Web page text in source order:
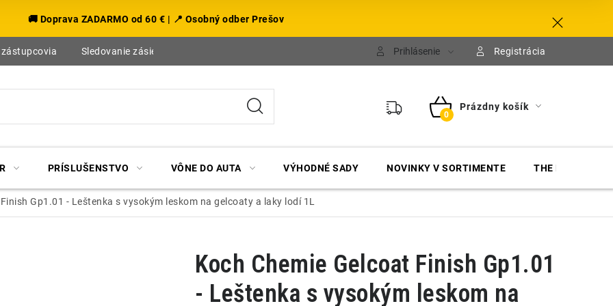
🚚 Doprava ZADARMO od 60 € | 📍 Osobný odber Prešov
Sledovanie zásielky Prihlásenie Registrácia
NÁKUPNÝ
Prázdny košík
PRÍSLUŠENSTVO VÔNE DO AUTA VÝHODNÉ SADY NOVINKY V SORTIMENTE THE FINISHER
Gp1.01 - Leštenka s vysokým leskom na gelcoaty a laky lodí 1L
Koch Chemie Gelcoat Finish Gp1.01
- Leštenka s vysokým leskom na